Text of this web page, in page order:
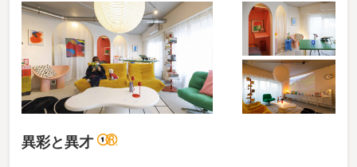
異彩と異才